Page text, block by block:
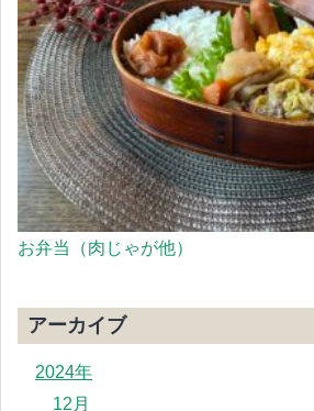
お弁当（肉じゃが他）
アーカイブ
2024年
12月